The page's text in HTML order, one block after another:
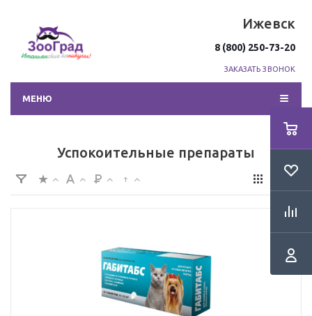
Ижевск
8 (800) 250-73-20
ЗАКАЗАТЬ ЗВОНОК
МЕНЮ
Успокоительные препараты